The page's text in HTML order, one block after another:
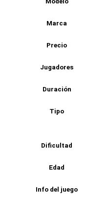
Marca
Precio
Jugadores
Duración
Tipo
Dificultad
Edad
Info del juego